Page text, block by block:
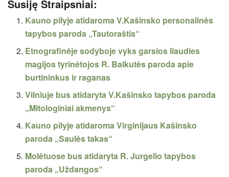
Susiję Straipsniai:
Kauno pilyje atidaroma V.Kašinsko personalinės
tapybos paroda „Tautoraštis“
Etnografinėje sodyboje vyks garsios liaudies
magijos tyrinėtojos R. Balkutės paroda apie
burtininkus ir raganas
Vilniuje bus atidaryta V.Kašinsko tapybos paroda
„Mitologiniai akmenys“
Kauno pilyje atidaroma Virginijaus Kašinsko
paroda „Saulės takas“
Molėtuose bus atidaryta R. Jurgelio tapybos
paroda „Uždangos“